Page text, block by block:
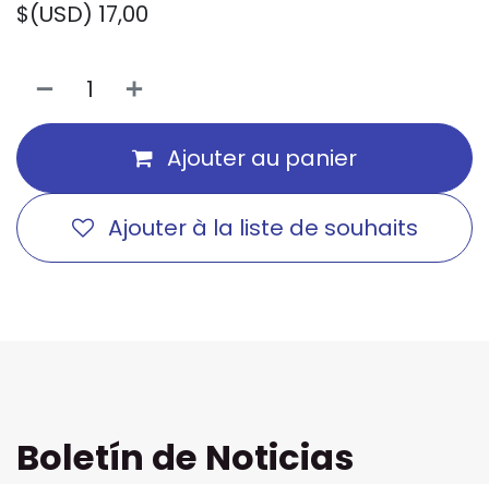
$(USD) 17,00
Ajouter au panier
Ajouter à la liste de souhaits
Boletín de Noticias